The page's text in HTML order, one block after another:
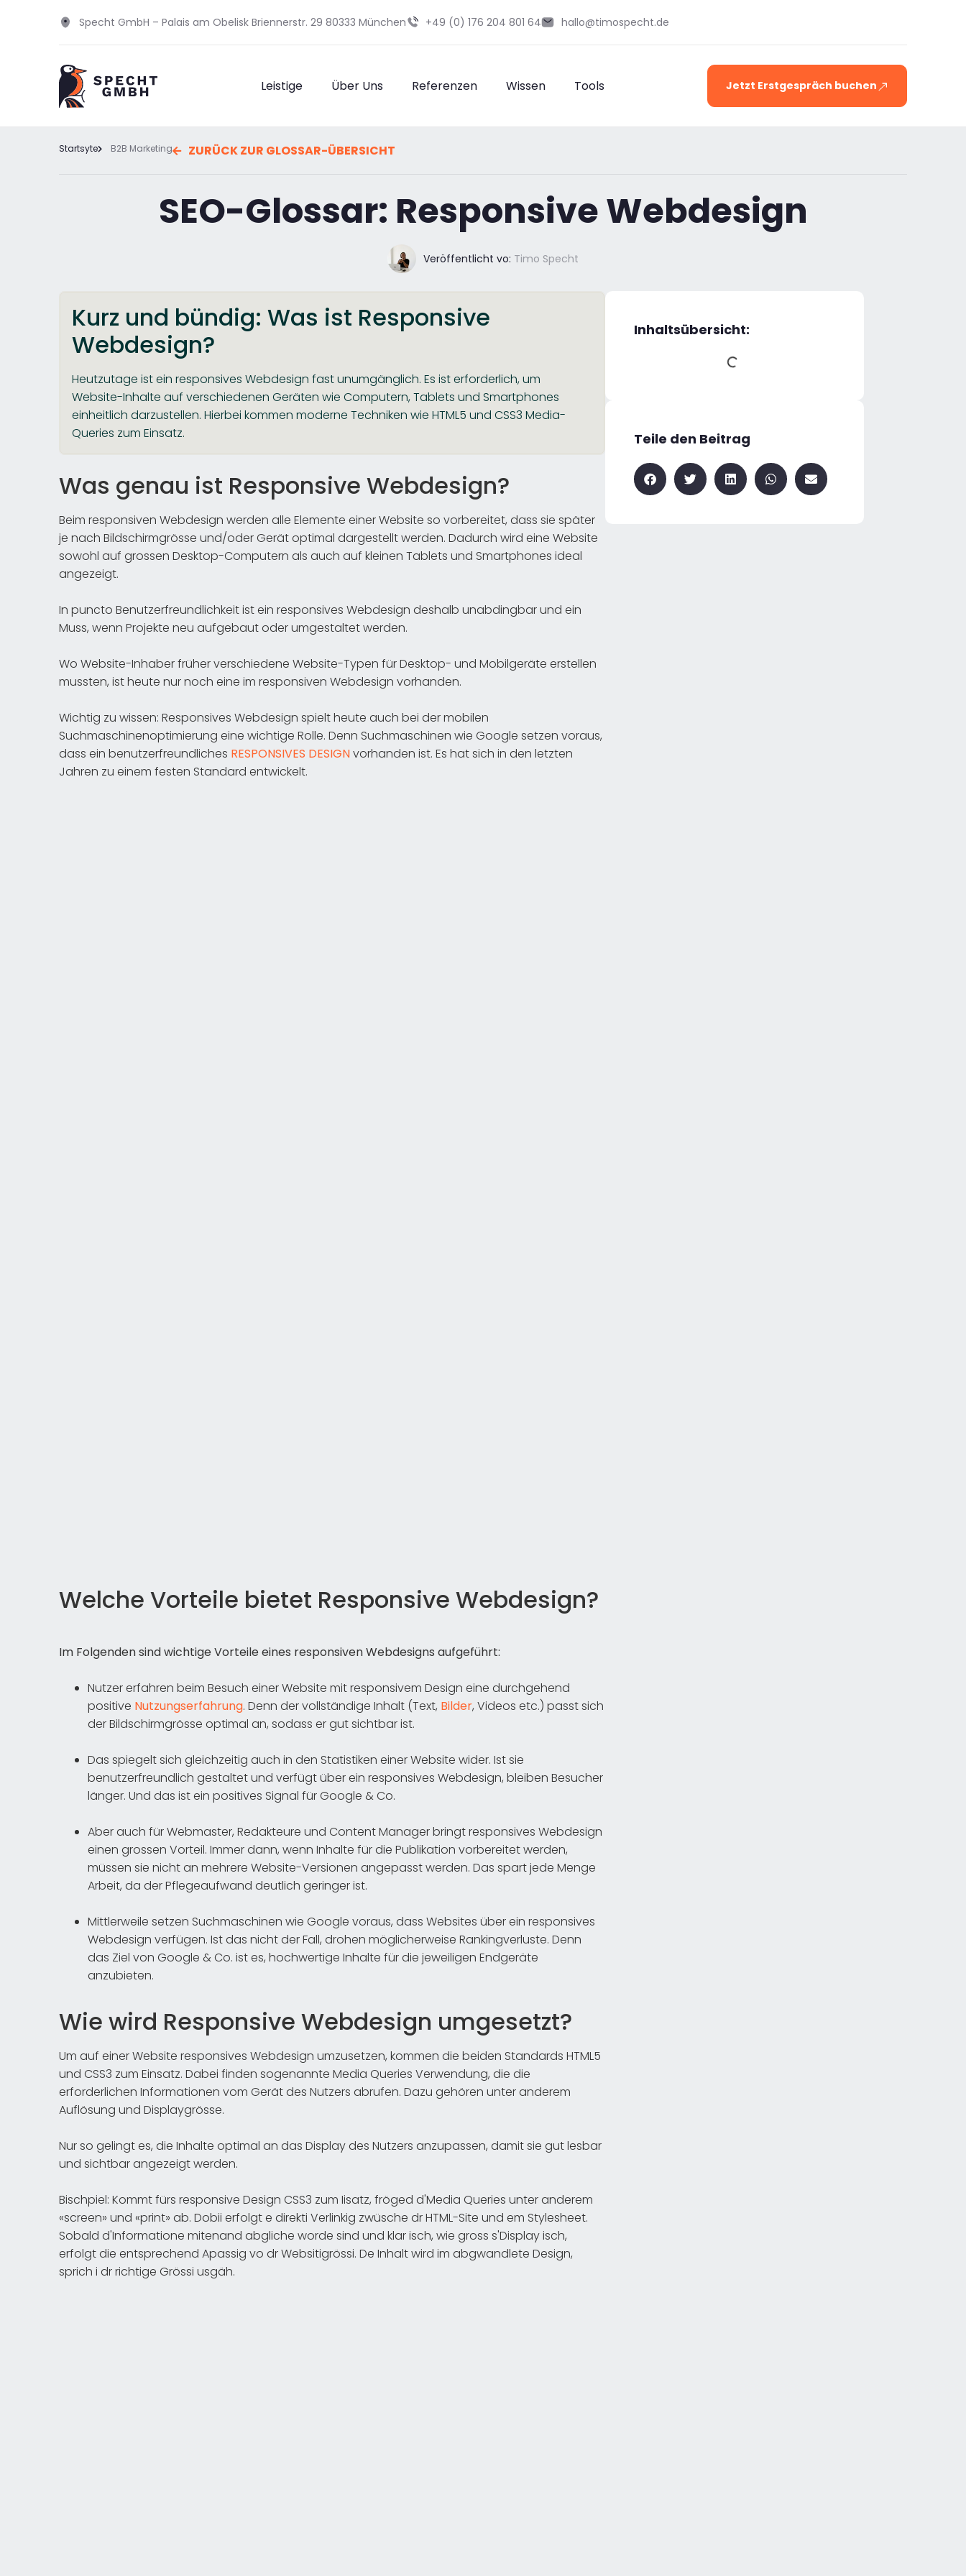
Specht GmbH – Palais am Obelisk Briennerstr. 29 80333 München +49 (0) 176 204 801 64 hallo@timospecht.de
Leistige Über Uns Referenzen Wissen Tools Jetzt Erstgespräch buchen
Startsyte B2B Marketing ZURÜCK ZUR GLOSSAR-ÜBERSICHT
SEO-Glossar: Responsive Webdesign
Veröffentlicht vo: Timo Specht
Kurz und bündig: Was ist Responsive
Webdesign?
Heutzutage ist ein responsives Webdesign fast unumgänglich. Es ist erforderlich, um
Website-Inhalte auf verschiedenen Geräten wie Computern, Tablets und Smartphones
einheitlich darzustellen. Hierbei kommen moderne Techniken wie HTML5 und CSS3 Media-
Queries zum Einsatz.
Was genau ist Responsive Webdesign?
Beim responsiven Webdesign werden alle Elemente einer Website so vorbereitet, dass sie später
je nach Bildschirmgrösse und/oder Gerät optimal dargestellt werden. Dadurch wird eine Website
sowohl auf grossen Desktop-Computern als auch auf kleinen Tablets und Smartphones ideal
angezeigt.
In puncto Benutzerfreundlichkeit ist ein responsives Webdesign deshalb unabdingbar und ein
Muss, wenn Projekte neu aufgebaut oder umgestaltet werden.
Wo Website-Inhaber früher verschiedene Website-Typen für Desktop- und Mobilgeräte erstellen
mussten, ist heute nur noch eine im responsiven Webdesign vorhanden.
Wichtig zu wissen: Responsives Webdesign spielt heute auch bei der mobilen
Suchmaschinenoptimierung eine wichtige Rolle. Denn Suchmaschinen wie Google setzen voraus,
dass ein benutzerfreundliches RESPONSIVES DESIGNvorhanden ist. Es hat sich in den letzten
Jahren zu einem festen Standard entwickelt.
Welche Vorteile bietet Responsive Webdesign?
Im Folgenden sind wichtige Vorteile eines responsiven Webdesigns aufgeführt:
Nutzer erfahren beim Besuch einer Website mit responsivem Design eine durchgehend
positive Nutzungserfahrung. Denn der vollständige Inhalt (Text, Bilder, Videos etc.) passt sich
der Bildschirmgrösse optimal an, sodass er gut sichtbar ist.
Das spiegelt sich gleichzeitig auch in den Statistiken einer Website wider. Ist sie
benutzerfreundlich gestaltet und verfügt über ein responsives Webdesign, bleiben Besucher
länger. Und das ist ein positives Signal für Google & Co.
Aber auch für Webmaster, Redakteure und Content Manager bringt responsives Webdesign
einen grossen Vorteil. Immer dann, wenn Inhalte für die Publikation vorbereitet werden,
müssen sie nicht an mehrere Website-Versionen angepasst werden. Das spart jede Menge
Arbeit, da der Pflegeaufwand deutlich geringer ist.
Mittlerweile setzen Suchmaschinen wie Google voraus, dass Websites über ein responsives
Webdesign verfügen. Ist das nicht der Fall, drohen möglicherweise Rankingverluste. Denn
das Ziel von Google & Co. ist es, hochwertige Inhalte für die jeweiligen Endgeräte
anzubieten.
Wie wird Responsive Webdesign umgesetzt?
Um auf einer Website responsives Webdesign umzusetzen, kommen die beiden Standards HTML5
und CSS3 zum Einsatz. Dabei finden sogenannte Media Queries Verwendung, die die
erforderlichen Informationen vom Gerät des Nutzers abrufen. Dazu gehören unter anderem
Auflösung und Displaygrösse.
Nur so gelingt es, die Inhalte optimal an das Display des Nutzers anzupassen, damit sie gut lesbar
und sichtbar angezeigt werden.
Bischpiel: Kommt fürs responsive Design CSS3 zum Iisatz, fröged d'Media Queries unter anderem
«screen» und «print» ab. Dobii erfolgt e direkti Verlinkig zwüsche dr HTML-Site und em Stylesheet.
Sobald d'Informatione mitenand abgliche worde sind und klar isch, wie gross s'Display isch,
erfolgt die entsprechend Apassig vo dr Websitigrössi. De Inhalt wird im abgwandlete Design,
sprich i dr richtige Grössi usgäh.
Inhaltsübersicht:
Teile den Beitrag